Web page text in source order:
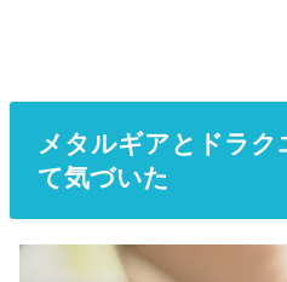
メタルギアとドラク
て気づいた